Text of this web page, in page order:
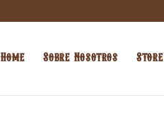
Home Sobre Nosotros Store